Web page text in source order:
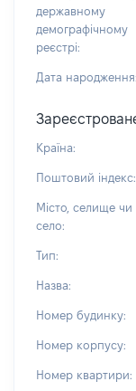
державному
демографічному
реєстрі:
Дата народження:
Країна:
Поштовий індекс:
Місто, селище чи
село:
Тип:
Назва:
Номер будинку:
Номер корпусу:
Номер квартири: